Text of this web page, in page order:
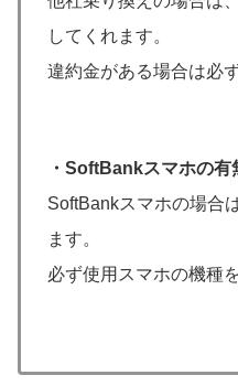
してくれます。
違約金がある場合は必
・SoftBankスマホの有
SoftBankスマホの場合
ます。
必ず使用スマホの機種